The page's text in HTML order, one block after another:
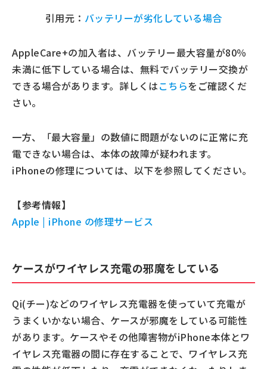
引用元： バッテリーが劣化している場合
AppleCare+の加入者は、バッテリー最大容量が80％
未満に低下している場合は、無料でバッテリー交換が
できる場合があります。詳しくはこちらをご確認くだ
さい。
一方、「最大容量」の数値に問題がないのに正常に充
電できない場合は、本体の故障が疑われます。
iPhoneの修理については、以下を参照してください。
【参考情報】
Apple | iPhone の修理サービス
ケースがワイヤレス充電の邪魔をしている
Qi(チー)などのワイヤレス充電器を使っていて充電が
うまくいかない場合、ケースが邪魔をしている可能性
があります。ケースやその他障害物がiPhone本体とワ
イヤレス充電器の間に存在することで、ワイヤレス充